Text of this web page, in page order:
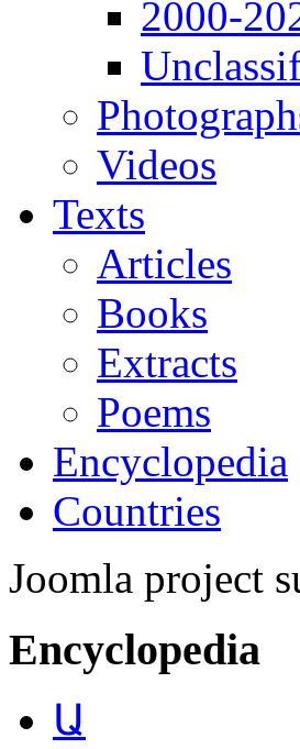
2000-
Videos
Texts
Articles
Books
Extracts
Poems
Encyclopedia
Countries
Joomla project
Encyclopedia
Ա